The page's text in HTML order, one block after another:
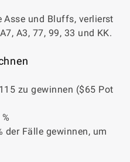
Asse und Bluffs, verlierst
A3, 77, 99, 33 und KK.
zu gewinnen ($65 Pot
der Fälle gewinnen, um